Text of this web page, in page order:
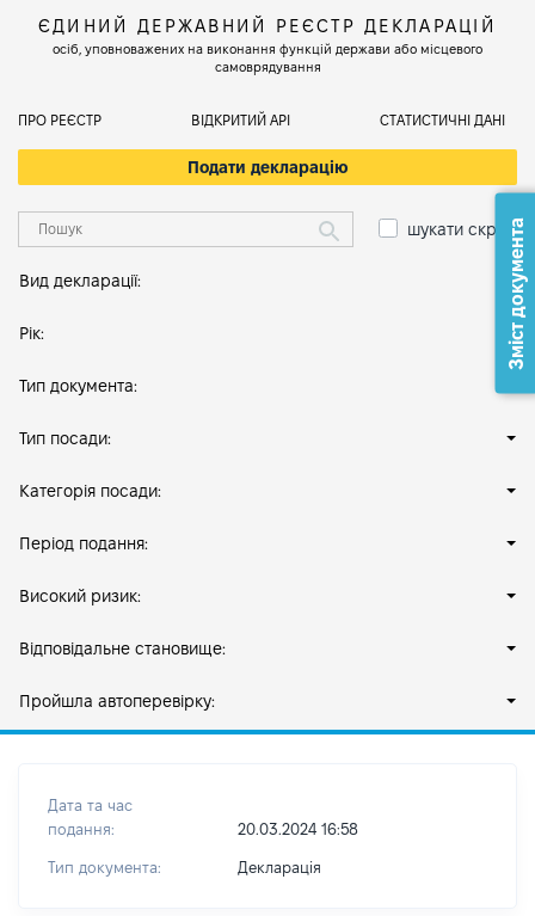
ЄДИНИЙ ДЕРЖАВНИЙ РЕЄСТР ДЕКЛАРАЦІЙ
осіб, уповноважених на виконання функцій держави або місцевого
самоврядування
ПРО РЕЄСТР ВІДКРИТИЙ АРІ СТАТИСТИЧНІ ДАНІ
Подати декларацію
шукати скрізь
Вид декларації:
Рік:
Тип документа:
Тип посади:
Категорія посади:
Період подання:
Високий ризик:
Відповідальне становище:
Пройшла автоперевірку:
Дата та час
подання:
20.03.2024 16:58
Тип документа: Декларація
Зміст документа